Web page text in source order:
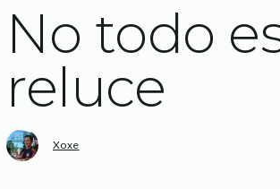
No todo
reluce
Xoxe